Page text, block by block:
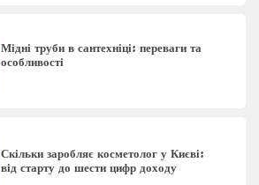
Мідні труби в сантехніці: переваги та
особливості
Скільки заробляє косметолог у Києві:
від старту до шести цифр доходу